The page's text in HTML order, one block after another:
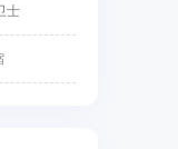
士